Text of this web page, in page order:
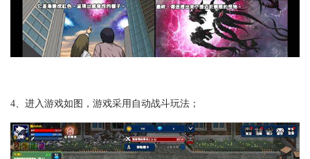
4、进入游戏如图，游戏采用自动战斗玩法；